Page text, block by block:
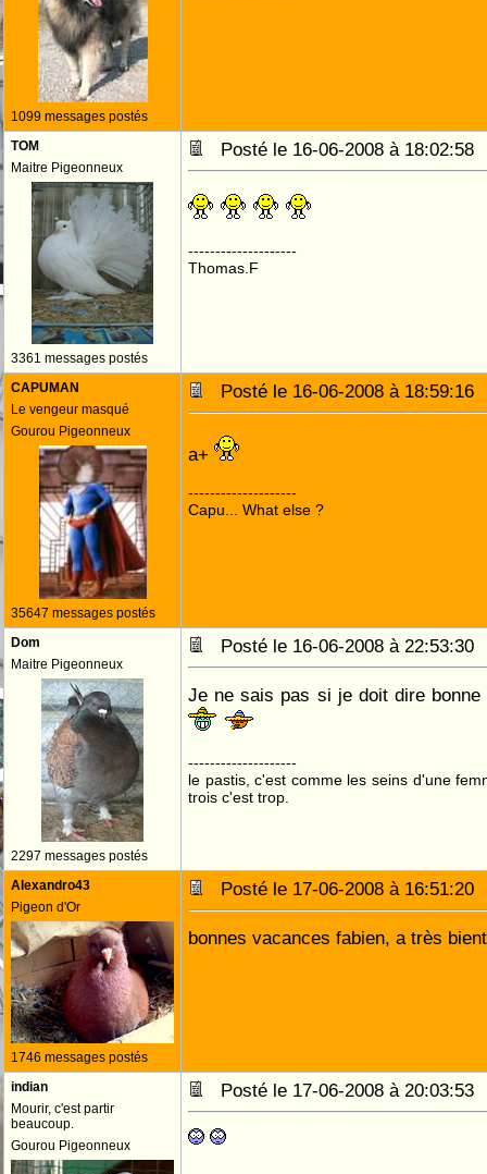
1099 messages postés
TOM
Maitre Pigeonneux
3361 messages postés
Posté le 16-06-2008 à
--------------------
Thomas.F
CAPUMAN
Le vengeur masqué
Gourou Pigeonneux
35647 messages postés
Posté le 16-06-2008 à
a+
--------------------
Capu... What else ?
Dom
Maitre Pigeonneux
2297 messages postés
Posté le 16-06-2008 à
Je ne sais pas si je doit dire
--------------------
le pastis, c'est comme les seins d'une
trois c'est trop.
Alexandro43
Pigeon d'Or
1746 messages postés
Posté le 17-06-2008 à
bonnes vacances fabien, a très
indian
Mourir, c'est partir
beaucoup.
Gourou Pigeonneux
Posté le 17-06-2008 à